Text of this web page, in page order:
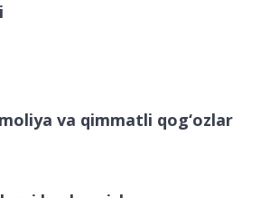
va qimmatli qog‘ozlar